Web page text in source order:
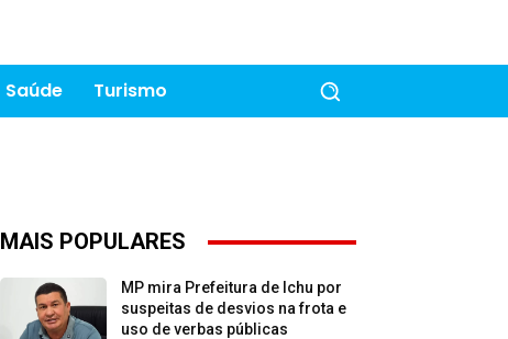
Saúde Turismo
MAIS POPULARES
MP mira Prefeitura de Ichu por
suspeitas de desvios na frota e
uso de verbas públicas